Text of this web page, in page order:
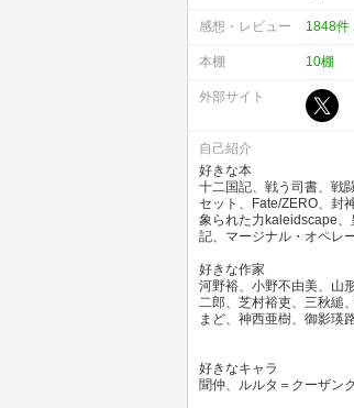
感想・レビュー 1848件
本棚 10棚
外部サイト
自己紹介
好きな本
十二国記、戦う司書、戦
セット、Fate/ZERO、封
象られた力kaleidscape
記、マージナル・オペレ
好きな作家
河野裕、小野不由美、山
二郎、芝村裕吏、三秋縋
まど、神西亜樹、御影瑛
好きなキャラ
聞仲、ルルタ＝クーザン